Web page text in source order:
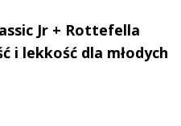
Jr + Rottefella
i lekkość dla młodych